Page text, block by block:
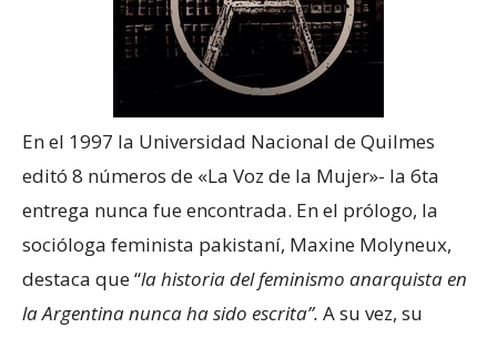
En el 1997 la Universidad Nacional de Quilmes
editó 8 números de «La Voz de la Mujer»- la 6ta
entrega nunca fue encontrada. En el prólogo, la
socióloga feminista pakistaní, Maxine Molyneux,
destaca que “la historia del feminismo anarquista en
la Argentina nunca ha sido escrita”. A su vez, su